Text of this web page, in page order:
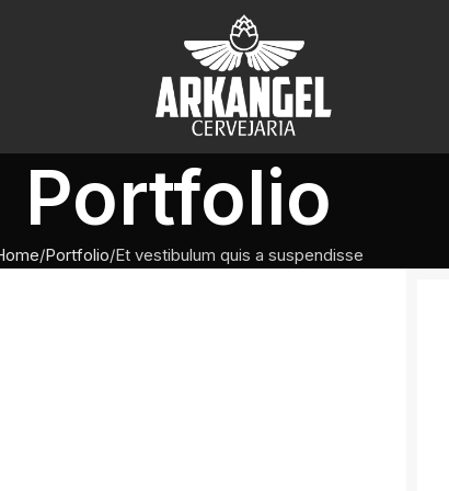
Portfolio
Portfolio Et vestibulum quis a suspendisse